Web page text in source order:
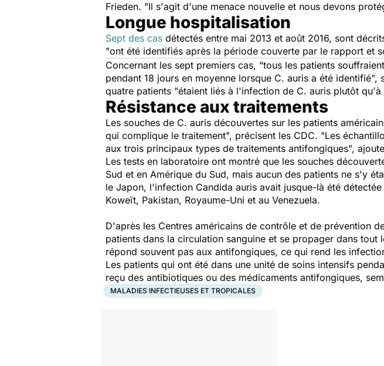
Frieden. "Il s'agit d'une menace nouvelle et nous devons
Longue hospitalisation
Sept des cas détectés entre mai 2013 et août 2016, sont
"ont été identifiés après la période couverte par le rapport et
Concernant les sept premiers cas, "tous les patients
pendant 18 jours en moyenne lorsque C. auris a été
quatre patients "étaient liés à l'infection de C. auris plutôt
Résistance aux traitements
Les souches de C. auris découvertes sur les patients
qui complique le traitement", précisent les CDC. "Les
aux trois principaux types de traitements antifongiques",
Les tests en laboratoire ont montré que les souches
Sud et en Amérique du Sud, mais aucun des patients ne s'y
le Japon, l'infection Candida auris avait jusque-là été
Koweït, Pakistan, Royaume-Uni et au Venezuela.
D'après les Centres américains de contrôle et de prévention
patients dans la circulation sanguine et se propager dans
répond souvent pas aux antifongiques, ce qui rend les
Les patients qui ont été dans une unité de soins intensifs
reçu des antibiotiques ou des médicaments antifongiques,
MALADIES INFECTIEUSES ET TROPICALES